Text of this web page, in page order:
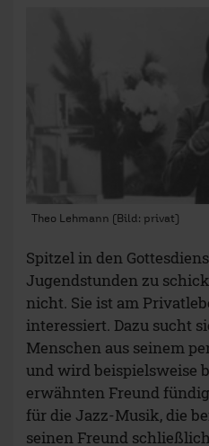
Theo Lehmann (Bild: privat)
Spitzel in den
Jugendstunden zu
nicht. Sie ist am
interessiert. Dazu sucht
Menschen aus seinem
und wird beispielsweise
erwähnten Freund
für die Jazz-Musik, die
seinen Freund